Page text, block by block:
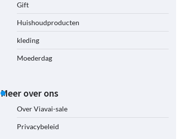
Gift
Huishoudproducten
kleding
Moederdag
Meer over ons
Over Viavai-sale
Privacybeleid